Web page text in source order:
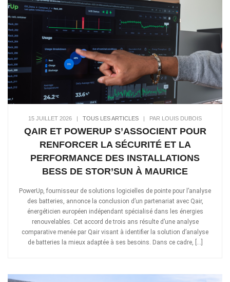
15 JUILLET 2026 | TOUS LES ARTICLES | PAR LOUIS DUBOIS
QAIR ET POWERUP S’ASSOCIENT POUR
RENFORCER LA SÉCURITÉ ET LA
PERFORMANCE DES INSTALLATIONS
BESS DE STOR’SUN À MAURICE
PowerUp, fournisseur de solutions logicielles de pointe pour l’analyse
des batteries, annonce la conclusion d’un partenariat avec Qair,
énergéticien européen indépendant spécialisé dans les énergies
renouvelables. Cet accord de trois ans résulte d’une analyse
comparative menée par Qair visant à identifier la solution d’analyse
de batteries la mieux adaptée à ses besoins. Dans ce cadre, […]